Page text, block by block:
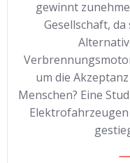
gewinnt
Gesellschaft,
um die
Menschen? Eine